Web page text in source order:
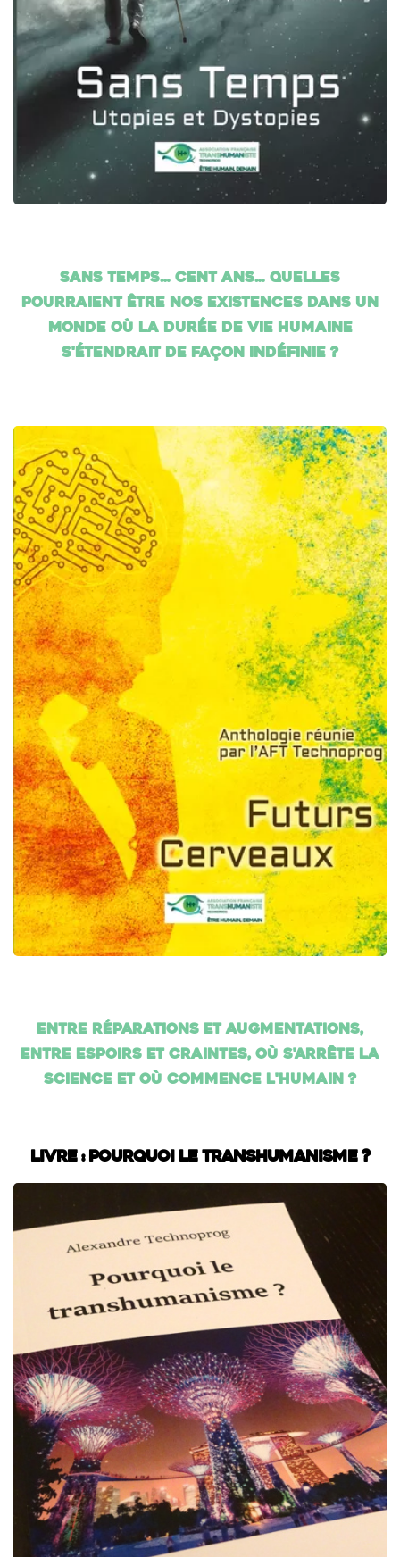
Sans temps… cent ans… Quelles
pourraient être nos existences dans un
monde où la durée de vie humaine
s'étendrait de façon indéfinie ?
Entre réparations et augmentations,
entre espoirs et craintes, où s'arrête la
science et où commence l'humain ?
Livre : Pourquoi le transhumanisme ?